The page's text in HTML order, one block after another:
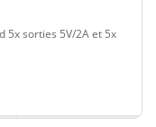
5x sorties 5V/2A et 5x